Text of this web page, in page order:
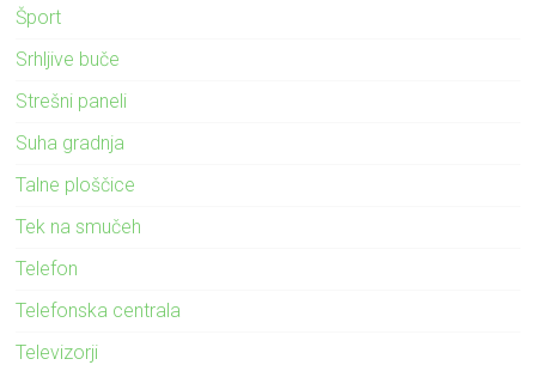
Šport
Srhljive buče
Strešni paneli
Suha gradnja
Talne ploščice
Tek na smučeh
Telefon
Telefonska centrala
Televizorji